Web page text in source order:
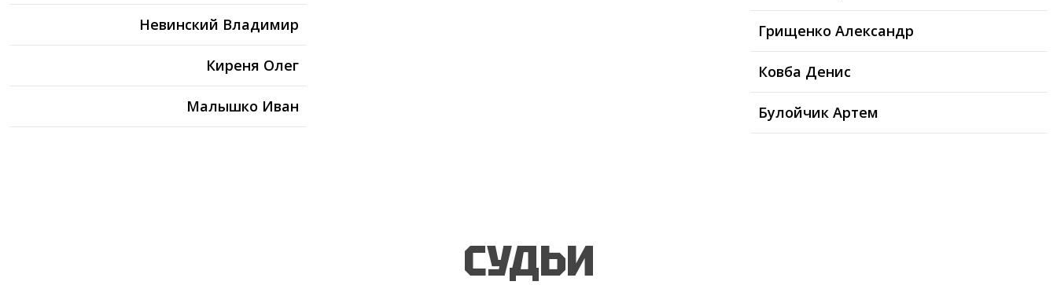
Невинский Владимир
Киреня Олег
Малышко Иван
Грищенко Александр
Ковба Денис
Булойчик Артем
СУДЬИ